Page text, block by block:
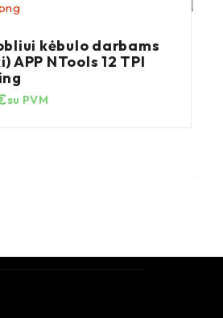
kėbulo darbams
APP NTools 12 TPI
su PVM